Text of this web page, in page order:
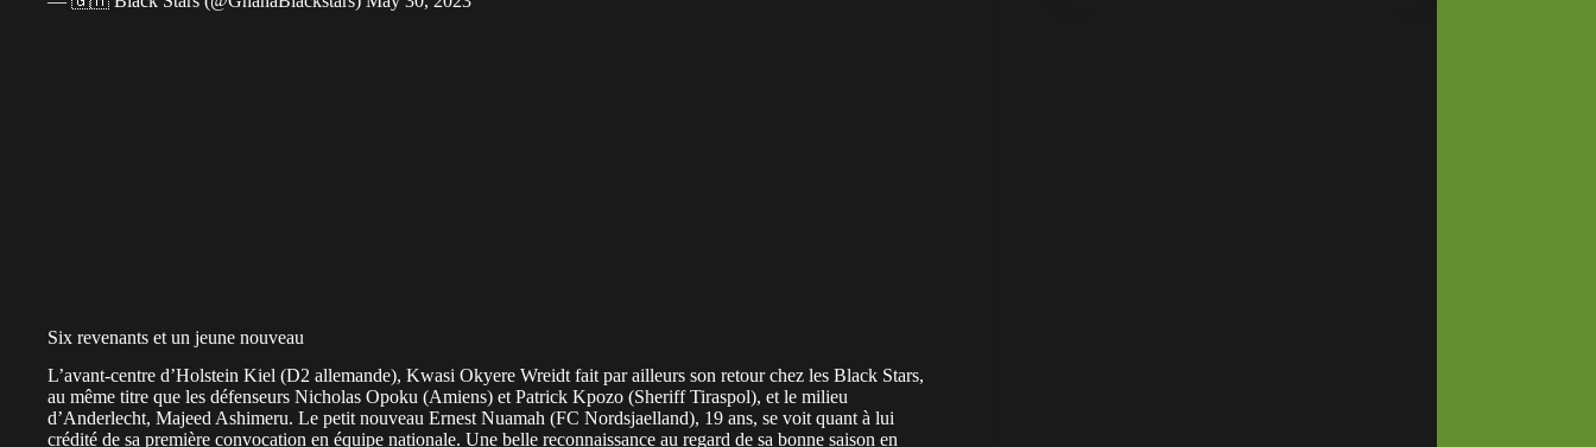
Six revenants et un jeune nouveau
L’avant-centre d’Holstein Kiel (D2 allemande), Kwasi Okyere Wreidt fait par ailleurs son retour chez les Black Stars,
au même titre que les défenseurs Nicholas Opoku (Amiens) et Patrick Kpozo (Sheriff Tiraspol), et le milieu
d’Anderlecht, Majeed Ashimeru. Le petit nouveau Ernest Nuamah (FC Nordsjaelland), 19 ans, se voit quant à lui
crédité de sa première convocation en équipe nationale. Une belle reconnaissance au regard de sa bonne saison en